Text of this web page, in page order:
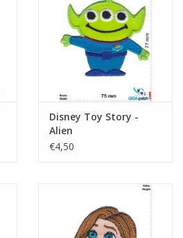
Disney Toy Story -
Alien
€4,50